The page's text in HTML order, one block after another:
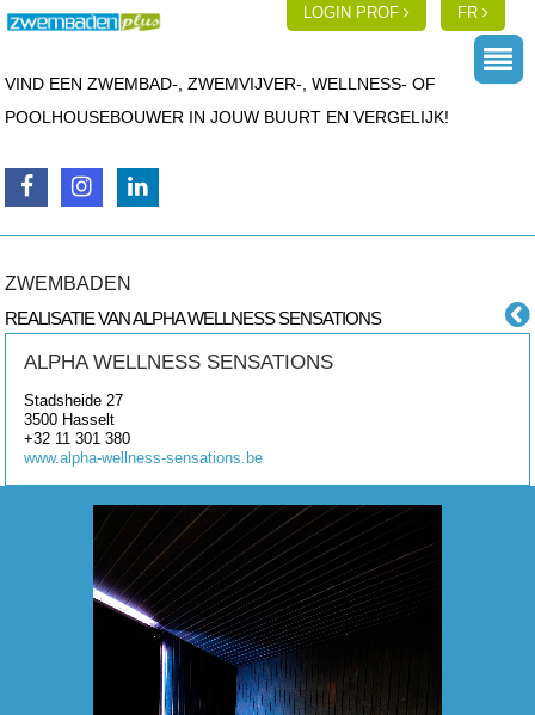
LOGIN PROF FR
VIND EEN ZWEMBAD-, ZWEMVIJVER-, WELLNESS- OF
POOLHOUSEBOUWER IN JOUW BUURT EN VERGELIJK!
ZWEMBADEN
REALISATIE VAN ALPHA WELLNESS SENSATIONS
ALPHA WELLNESS SENSATIONS
Stadsheide 27
3500 Hasselt
+32 11 301 380
www.alpha-wellness-sensations.be